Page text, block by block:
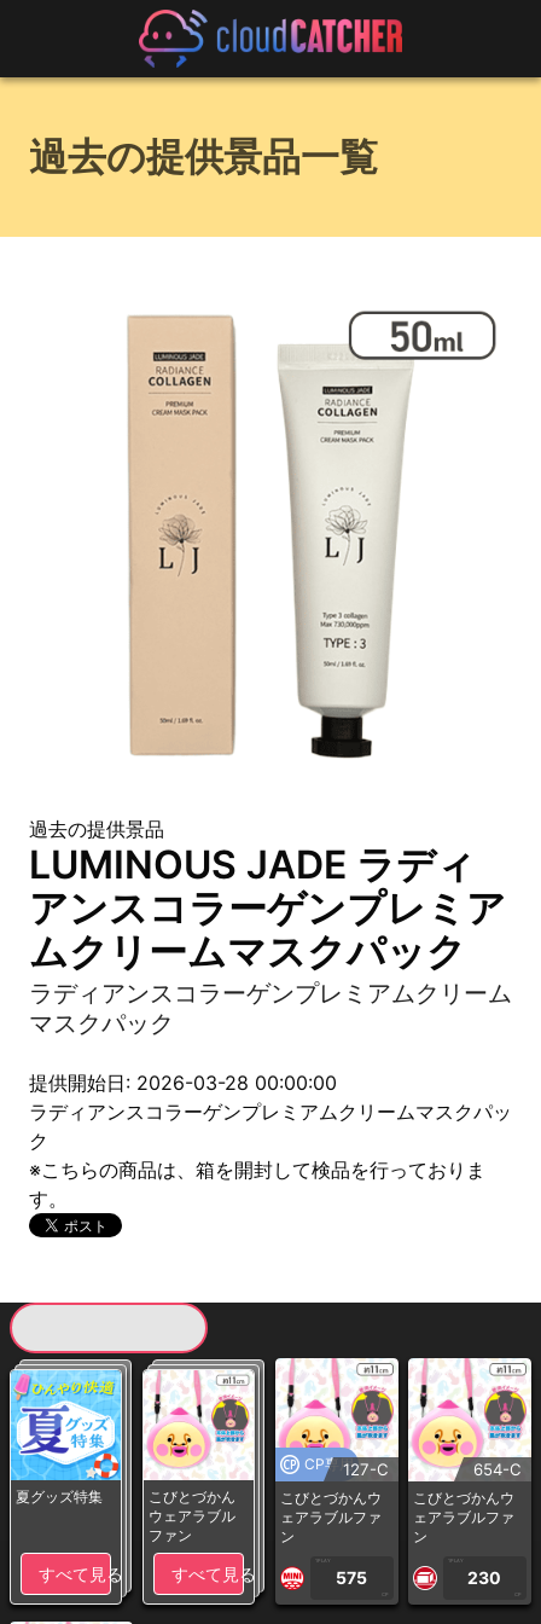
過去の提供景品一覧
過去の提供景品
LUMINOUS JADE ラディ
アンスコラーゲンプレミア
ムクリームマスクパック
ラディアンスコラーゲンプレミアムクリーム
マスクパック
提供開始日: 2026-03-28 00:00:00
ラディアンスコラーゲンプレミアムクリームマスクパッ
ク
※こちらの商品は、箱を開封して検品を行っておりま
す。
夏グッズ特集
すべて見る
こびとづかん
ウェアラブル
ファン
すべて見る
CP専用127-C
こびとづかんウ
ェアラブルファ
ン
1PLAY
575
CP
654-C
こびとづかんウ
ェアラブルファ
ン
1PLAY
230
CP